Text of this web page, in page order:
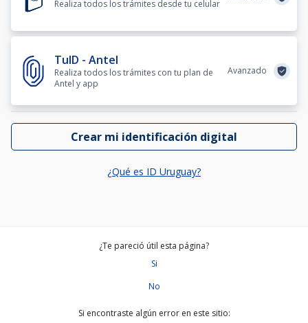
Realiza todos los trámites desde tu celular
TuID - Antel
Realiza todos los trámites con tu plan de
Antel y app
Avanzado
Crear mi identificación digital
¿Qué es ID Uruguay?
¿Te pareció útil esta página?
Si
No
Si encontraste algún error en este sitio: